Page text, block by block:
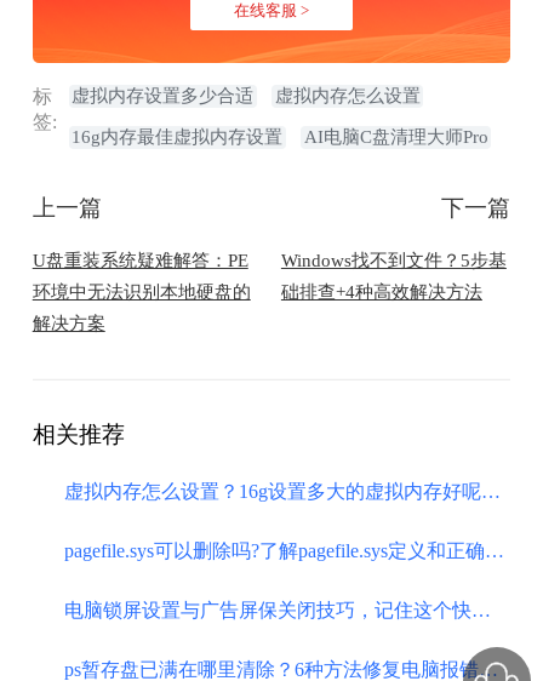
在线客服 >
标
签:
虚拟内存设置多少合适 虚拟内存怎么设置
16g内存最佳虚拟内存设置 AI电脑C盘清理大师Pro
上一篇
U盘重装系统疑难解答：PE
环境中无法识别本地硬盘的
解决方案
下一篇
Windows找不到文件？5步基
础排查+4种高效解决方法
相关推荐
虚拟内存怎么设置？16g设置多大的虚拟内存好呢？电脑小白速看！
pagefile.sys可以删除吗?了解pagefile.sys定义和正确优化方案！
电脑锁屏设置与广告屏保关闭技巧，记住这个快捷键！
ps暂存盘已满在哪里清除？6种方法修复电脑报错卡顿